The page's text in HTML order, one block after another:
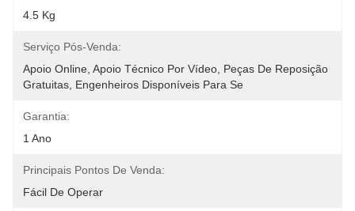
4.5 Kg
Serviço Pós-Venda:
Apoio Online, Apoio Técnico Por Vídeo, Peças De Reposição
Gratuitas, Engenheiros Disponíveis Para Se
Garantia:
1 Ano
Principais Pontos De Venda:
Fácil De Operar